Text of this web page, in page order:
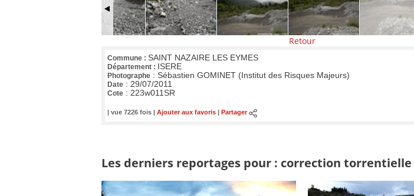
Retour
Commune : SAINT NAZAIRE LES EYMES
Département : ISERE
Photographe : Sébastien GOMINET (Institut des Risques Majeurs)
Date : 29/07/2011
Cote : 223w011SR
| vue 7226 fois | Ajouter aux favoris Partager
Les derniers reportages pour : correction torrentielle